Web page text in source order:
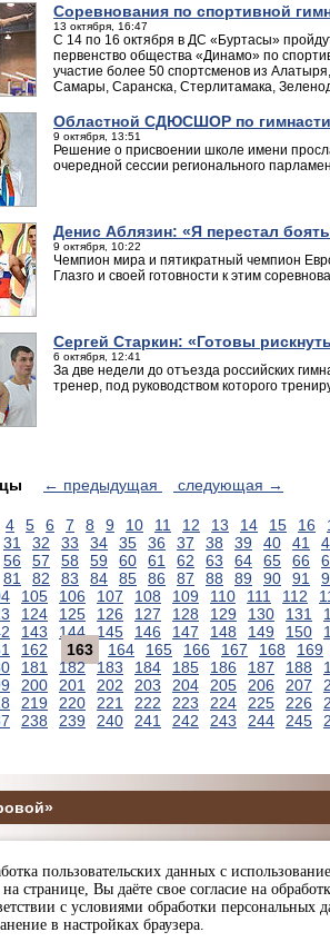
Cоревнования по спортивной
13 октября, 16:47
С 14 по 16 октября в ДС «Буртасы»
первенство общества «Динамо» по
участие более 50 спортсменов из
Самары, Саранска, Стерлитамака,
Областной СДЮСШОР по
9 октября, 13:51
Решение о присвоении школе имени
очередной сессии регионального
Денис Аблязин: «Я перестал
9 октября, 10:22
Чемпион мира и пятикратный чемпион
Глазго и своей готовности к этим
Сергей Старкин: «Готовы
6 октября, 12:41
За две недели до отъезда российских
тренер, под руководством которого
← предыдущая следующая →
4 5 6 7 8 9 10 11 12 13 14 15 16
31 32 33 34 35 36 37 38 39 40 41
56 57 58 59 60 61 62 63 64 65 66
81 82 83 84 85 86 87 88 89 90 91
105 106 107 108 109 110 111 112
124 125 126 127 128 129 130 131
143 144 145 146 147 148 149 150
162 163 164 165 166 167 168 169
181 182 183 184 185 186 187 188
200 201 202 203 204 205 206 207
219 220 221 222 223 224 225 226
238 239 240 241 242 243 244 245
области
пользовательских данных с
странице, Вы даёте свое согласие на
с условиями обработки персональных
в настройках браузера.